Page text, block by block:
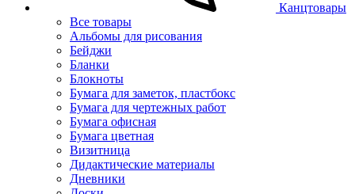
Канцтовары
Все товары
Альбомы для рисования
Бейджи
Бланки
Блокноты
Бумага для заметок, пластбокс
Бумага для чертежных работ
Бумага офисная
Бумага цветная
Визитница
Дидактические материалы
Дневники